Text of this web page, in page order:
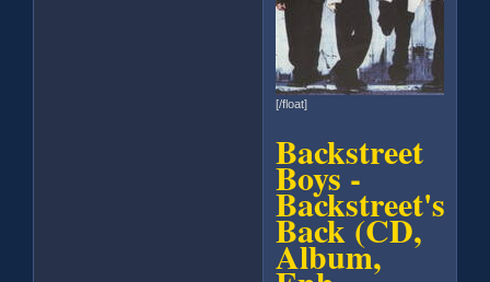
[/float]
Backstreet
Boys -
Backstreet's
Back (CD,
Album,